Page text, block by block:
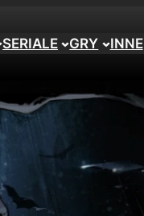
SERIALE GRY INNE